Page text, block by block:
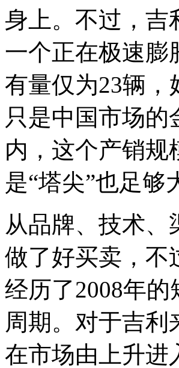
身上。不过，吉
一个正在极速
有量仅为23辆
只是中国市场的
内，这个产销规
是“塔尖”也足够
从品牌、技术
做了好买卖，不
经历了2008年
周期。对于吉
在市场由上升进